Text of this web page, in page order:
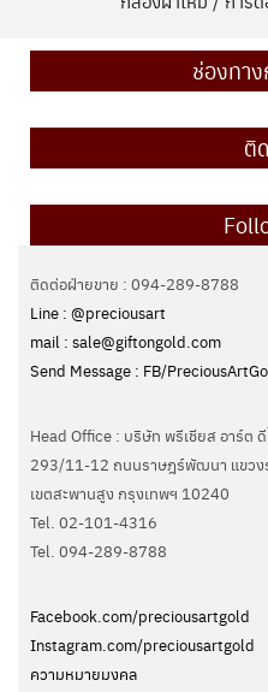
ช่องทา
ติ
ติดต่อฝ่ายขาย : 094-289-8788
Line : @preciousart
mail : sale@giftongold.com
Send Message : FB/
Head Office : บริษัท พรีเชียส อาร์ต
293/11-12 ถนนราษฎร์พัฒนา แขว
เขตสะพานสูง กรุงเทพฯ 10240
Tel. 02-101-4316
Tel. ‭094-289-8788‬
Facebook.com/preciousartgold
Instagram.com/preciousartgold
ความหมายมงคล